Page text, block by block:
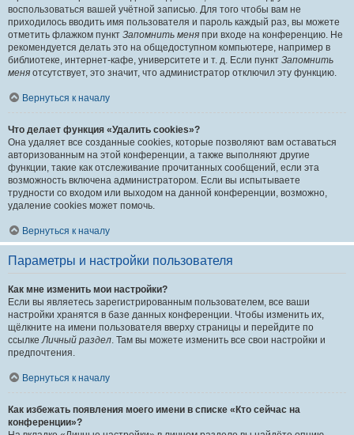
воспользоваться вашей учётной записью. Для того чтобы вам не
приходилось вводить имя пользователя и пароль каждый раз, вы можете
отметить флажком пункт Запомнить меня при входе на конференцию. Не
рекомендуется делать это на общедоступном компьютере, например в
библиотеке, интернет-кафе, университете и т. д. Если пункт Запомнить
меня отсутствует, это значит, что администратор отключил эту функцию.
Вернуться к началу
Что делает функция «Удалить cookies»?
Она удаляет все созданные cookies, которые позволяют вам оставаться
авторизованным на этой конференции, а также выполняют другие
функции, такие как отслеживание прочитанных сообщений, если эта
возможность включена администратором. Если вы испытываете
трудности со входом или выходом на данной конференции, возможно,
удаление cookies может помочь.
Вернуться к началу
Параметры и настройки пользователя
Как мне изменить мои настройки?
Если вы являетесь зарегистрированным пользователем, все ваши
настройки хранятся в базе данных конференции. Чтобы изменить их,
щёлкните на имени пользователя вверху страницы и перейдите по
ссылкеЛичный раздел. Там вы можете изменить все свои настройки и
предпочтения.
Вернуться к началу
Как избежать появления моего имени в списке «Кто сейчас на
конференции»?